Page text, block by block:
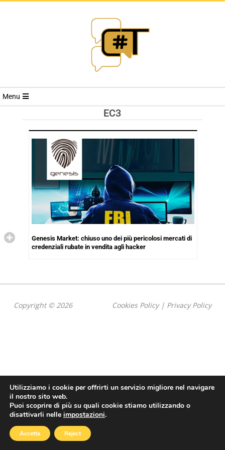
RIVISTA
TRENDS
Menu
EC3
Genesis Market: chiuso uno dei più pericolosi mercati di
credenziali rubate in vendita agli hacker
Copyright © 2026 Cookies Policy| Privacy Policy
Utilizziamo i cookie per offrirti un servizio migliore nel navigare
il nostro sito web.
Puoi scoprire di più su quali cookie stiamo utilizzando o
disattivarli nelle impostazioni.
Accetta Reject